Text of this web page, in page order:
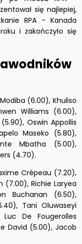
się najlepiej,
RPA - Kanada
i zakończyło się
(6.00), Khuliso
Williams (6.00),
Oswin Appollis
Maseko (5.80),
Mbatha (5.00),
(4.70).
Crépeau (7.20),
(7.00), Richie Laryea
Buchanan (6.50),
Tani Oluwaseyi
De Fougerolles
David (5.00), Jacob